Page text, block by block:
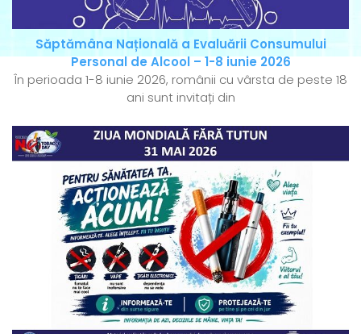
Săptămâna Națională a Evaluării Consumului
Personal de Alcool – 1-8 iunie 2026
În perioada 1-8 iunie 2026, românii cu vârsta de peste 18
ani sunt invitați din